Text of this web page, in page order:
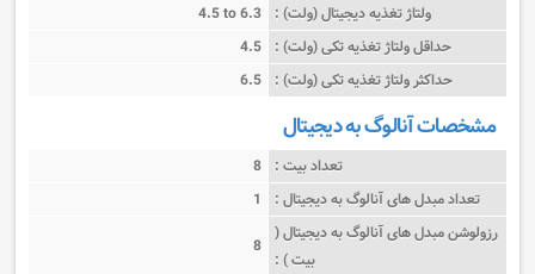
ولتاژ تغذیه دیجیتال (ولت) : 4.5 to 6.3
حداقل ولتاژ تغذیه تکی (ولت) : 4.5
حداکثر ولتاژ تغذیه تکی (ولت) : 6.5
مشخصات آنالوگ به دیجیتال
تعداد بیت : 8
تعداد مبدل های آنالوگ به دیجیتال :
1
رزولوشن مبدل های آنالوگ به دیجیتال (
بیت ) :
8